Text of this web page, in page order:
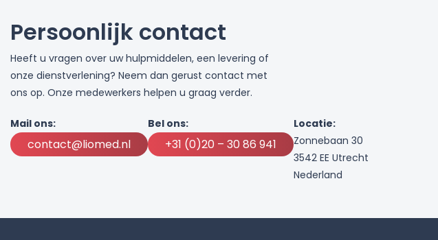
Persoonlijk contact
Heeft u vragen over uw hulpmiddelen, een levering of
onze dienstverlening? Neem dan gerust contact met
ons op. Onze medewerkers helpen u graag verder.
Mail ons:
contact@liomed.nl
Bel ons:
+31 (0)20 – 30 86 941
Locatie:
Zonnebaan 30
3542 EE Utrecht
Nederland